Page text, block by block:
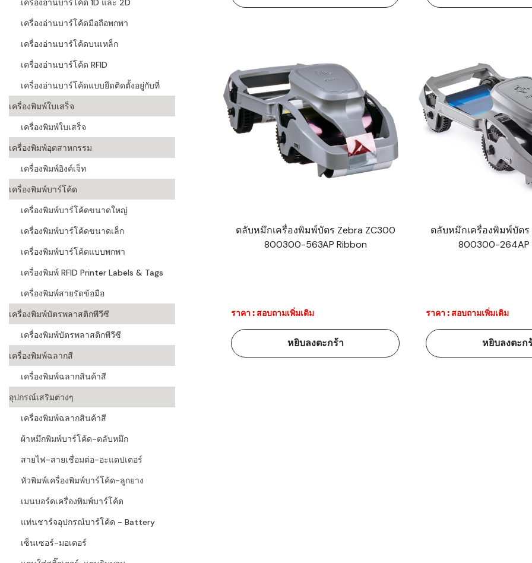
ระบบบาร์โค้ดในด้านการ
วิธีเลือกเครื่องพิมพ์บาร์
โค้ด
เครื่องพิมพ์บาร์โค้ดคือ
อะไร
เครื่องอ่านบาร์โค้ดคือ
หลักการของบาร์โค้ด
บาร์โค้ดคืออะไร?
เครื่องอ่านบาร์โค้ด 1D และ 2D
เครื่องอ่านบาร์โค้ดมือถือพกพา
เครื่องอ่านบาร์โค้ดบนเหล็ก
เครื่องอ่านบาร์โค้ด RFID
เครื่องอ่านบาร์โค้ดแบบยึดติดตั้งอยู่กับที่
เครื่องพิมพ์ใบเสร็จ
เครื่องพิมพ์ใบเสร็จ
เครื่องพิมพ์อุตสาหกรรม
เครื่องพิมพ์อิงค์เจ็ท
เครื่องพิมพ์บาร์โค้ด
เครื่องพิมพ์บาร์โค้ดขนาดใหญ่
เครื่องพิมพ์บาร์โค้ดขนาดเล็ก
เครื่องพิมพ์บาร์โค้ดแบบพกพา
เครื่องพิมพ์ RFID Printer Labels & Tags
เครื่องพิมพ์สายรัดข้อมือ
เครื่องพิมพ์บัตรพลาสติกพีวีซี
เครื่องพิมพ์บัตรพลาสติกพีวีซี
เครื่องพิมพ์ฉลากสี
เครื่องพิมพ์ฉลากสินค้าสี
อุปกรณ์เสริมต่างๆ
เครื่องพิมพ์ฉลากสินค้าสี
ผ้าหมึกพิมพ์บาร์โค้ด-ตลับหมึก
สายไฟ-สายเชื่อมต่อ-อะแดปเตอร์
หัวพิมพ์เครื่องพิมพ์บาร์โค้ด-ลูกยาง
เมนบอร์ดเครื่องพิมพ์บาร์โค้ด
แท่นชาร์จอุปกรณ์บาร์โค้ด - Battery
เซ็นเซอร์-มอเตอร์
ตลับหมึกเครื่องพิมพ์บัตร Zebra ZC300
800300-563AP Ribbon
ราคา : สอบถามเพิ่มเติม
หยิบลงตะกร้า
ตลับหมึกเครื่องพิมพ์บัตร
800300-264AP
ราคา : สอบถามเพิ่มเติม
หยิบลงตะก